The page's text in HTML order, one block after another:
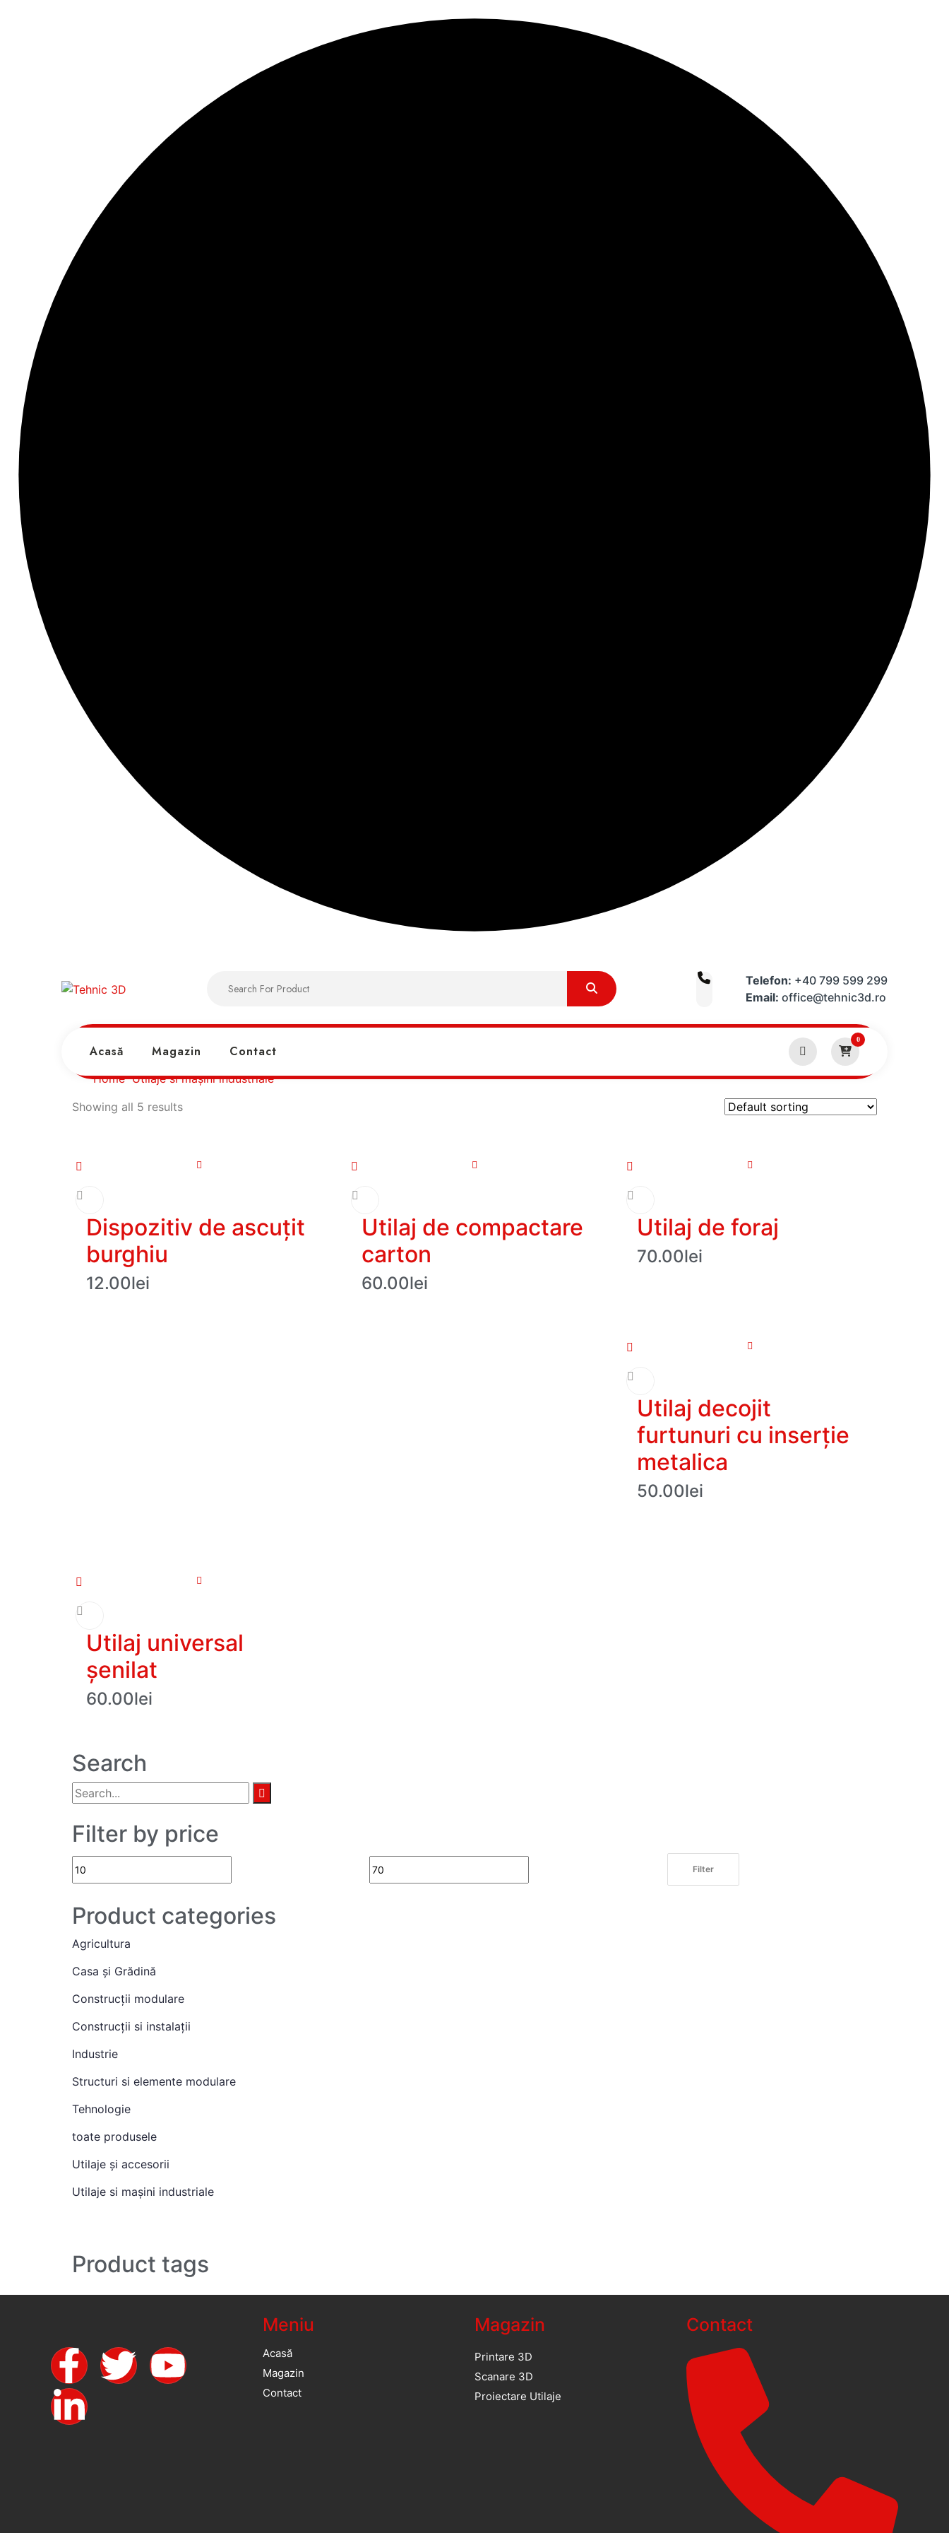
Telefon: +40 799 599 299
Email: office@tehnic3d.ro
Acasă Magazin Contact
0
HomeUtilaje si mașini industriale
Showing all 5 results
Dispozitiv de ascuțit
burghiu
12.00lei
Utilaj de compactare
carton
60.00lei
Utilaj de foraj
70.00lei
Utilaj decojit
furtunuri cu inserție
metalica
50.00lei
Utilaj universal
șenilat
60.00lei
Search
Filter by price
Filter
Product categories
Agricultura
Casa și Grădină
Construcții modulare
Construcții si instalații
Industrie
Structuri si elemente modulare
Tehnologie
toate produsele
Utilaje și accesorii
Utilaje si mașini industriale
Product tags
Meniu
Acasă
Magazin
Contact
Magazin
Printare 3D
Scanare 3D
Proiectare Utilaje
Contact